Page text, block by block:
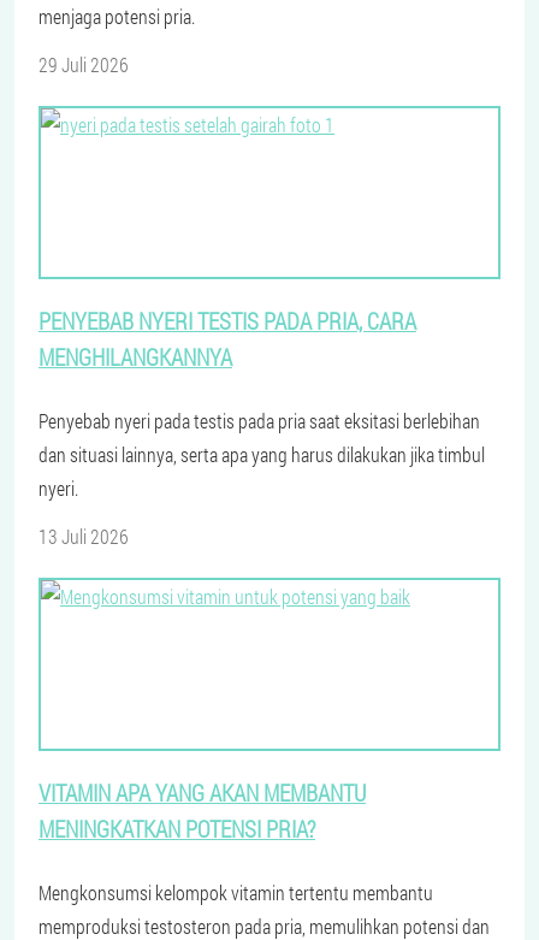
menjaga potensi pria.
29 Juli 2026
PENYEBAB NYERI TESTIS PADA PRIA, CARA
MENGHILANGKANNYA
Penyebab nyeri pada testis pada pria saat eksitasi berlebihan
dan situasi lainnya, serta apa yang harus dilakukan jika timbul
nyeri.
13 Juli 2026
VITAMIN APA YANG AKAN MEMBANTU
MENINGKATKAN POTENSI PRIA?
Mengkonsumsi kelompok vitamin tertentu membantu
memproduksi testosteron pada pria, memulihkan potensi dan